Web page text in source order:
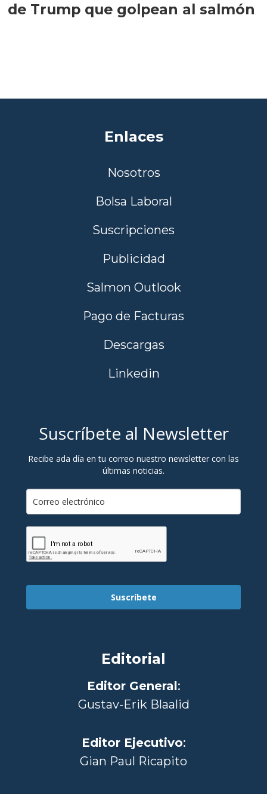
de Trump que golpean al salmón
Enlaces
Nosotros
Bolsa Laboral
Suscripciones
Publicidad
Salmon Outlook
Pago de Facturas
Descargas
Linkedin
Suscríbete al Newsletter
Recibe ada día en tu correo nuestro newsletter con las
últimas noticias.
Suscríbete
Editorial
Editor General :
Gustav-Erik Blaalid
Editor Ejecutivo:
Gian Paul Ricapito